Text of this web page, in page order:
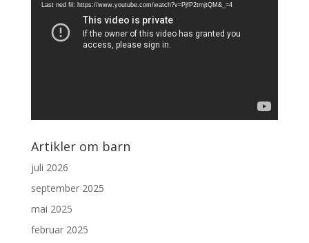
Last ned fil: https://www.youtube.com/watch?v=PjfP2tmjtQM&_=4
Artikler om barn
juli 2026
september 2025
mai 2025
februar 2025